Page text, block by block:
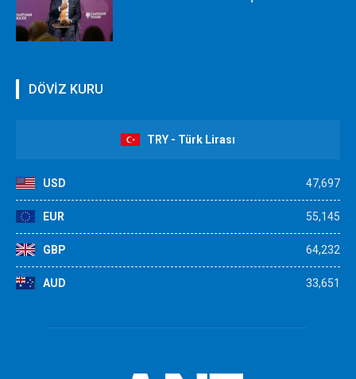
DÖVİZ KURU
TRY - Türk Lirası
USD 47,697
EUR 55,145
GBP 64,232
AUD 33,651